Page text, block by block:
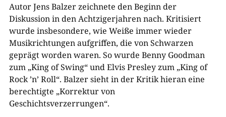
Autor Jens Balzer zeichnete den Beginn der
Diskussion in den Achtzigerjahren nach. Kritisiert
wurde insbesondere, wie Weiße immer wieder
Musikrichtungen aufgriffen, die von Schwarzen
geprägt worden waren. So wurde Benny Goodman
zum „King of Swing“ und Elvis Presley zum „King of
Rock ’n’ Roll“. Balzer sieht in der Kritik hieran eine
berechtigte „Korrektur von
Geschichtsverzerrungen“.